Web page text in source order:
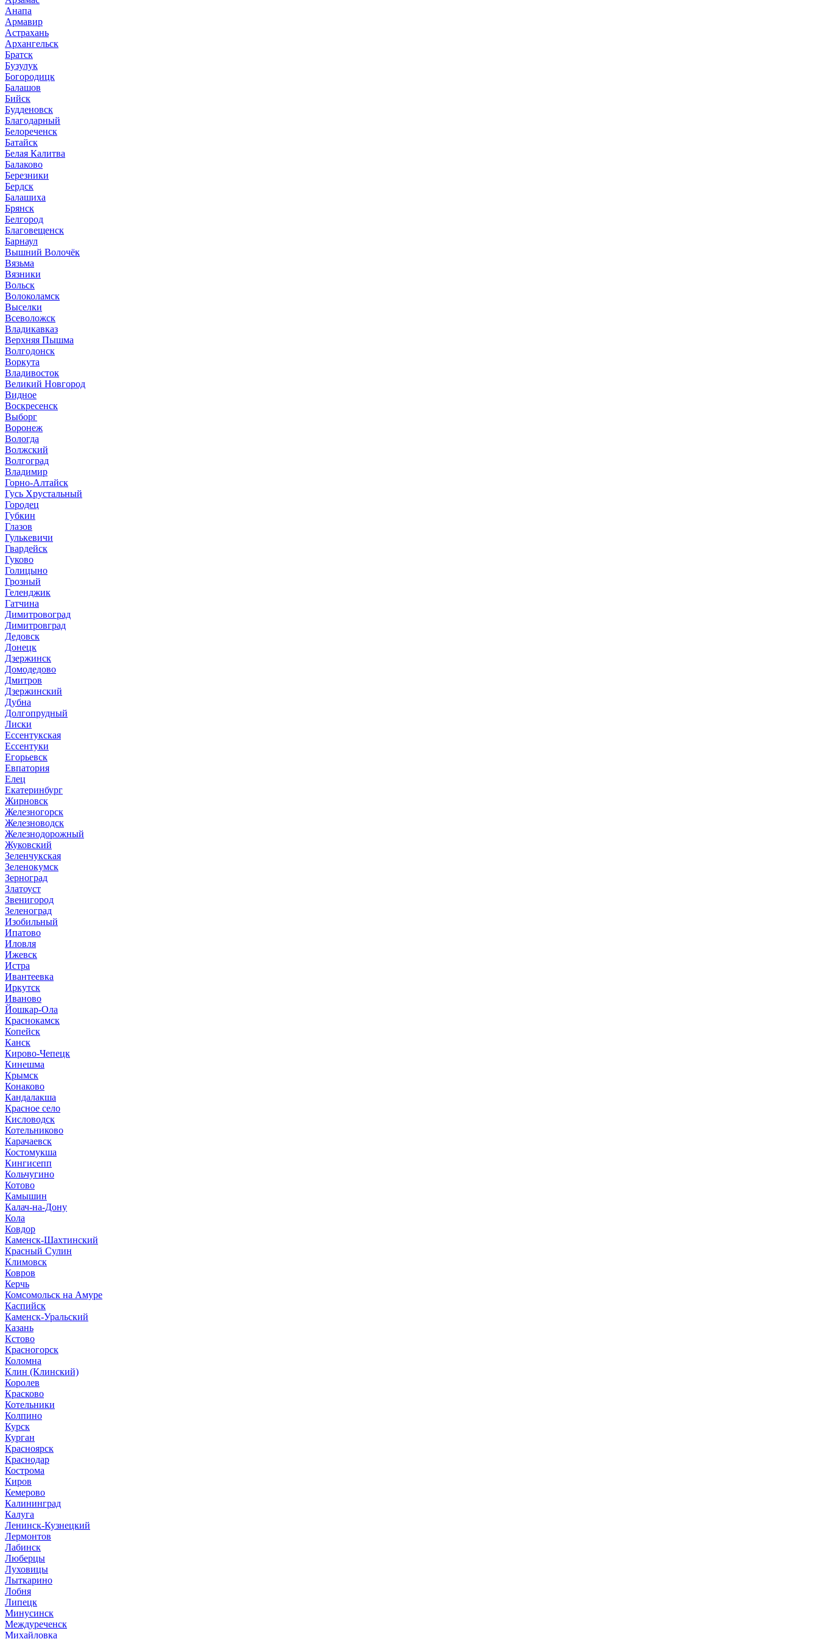
Анапа
Армавир
Астрахань
Архангельск
Братск
Бузулук
Богородицк
Балашов
Бийск
Будденовск
Благодарный
Белореченск
Батайск
Белая Калитва
Балаково
Березники
Бердск
Балашиха
Брянск
Белгород
Благовещенск
Барнаул
Вышний Волочёк
Вязьма
Вязники
Вольск
Волоколамск
Выселки
Всеволожск
Владикавказ
Верхняя Пышма
Волгодонск
Воркута
Владивосток
Великий Новгород
Видное
Воскресенск
Выборг
Воронеж
Вологда
Волжский
Волгоград
Владимир
Горно-Алтайск
Гусь Хрустальный
Городец
Губкин
Глазов
Гулькевичи
Гвардейск
Гуково
Голицыно
Грозный
Геленджик
Гатчина
Димитровоград
Димитровград
Дедовск
Донецк
Дзержинск
Домодедово
Дмитров
Дзержинский
Дубна
Долгопрудный
Лиски
Ессентукская
Ессентуки
Егорьевск
Евпатория
Елец
Екатеринбург
Жирновск
Железногорск
Железноводск
Железнодорожный
Жуковский
Зеленчукская
Зеленокумск
Зерноград
Златоуст
Звенигород
Зеленоград
Изобильный
Ипатово
Иловля
Ижевск
Истра
Ивантеевка
Иркутск
Иваново
Йошкар-Ола
Краснокамск
Копейск
Канск
Кирово-Чепецк
Кинешма
Крымск
Конаково
Кандалакша
Красное село
Кисловодск
Котельниково
Карачаевск
Костомукша
Кингисепп
Кольчугино
Котово
Камышин
Калач-на-Дону
Кола
Ковдор
Каменск-Шахтинский
Красный Сулин
Климовск
Ковров
Керчь
Комсомольск на Амуре
Каспийск
Каменск-Уральский
Казань
Кстово
Красногорск
Коломна
Клин (Клинский)
Королев
Красково
Котельники
Колпино
Курск
Курган
Красноярск
Краснодар
Кострома
Киров
Кемерово
Калининград
Калуга
Ленинск-Кузнецкий
Лермонтов
Лабинск
Люберцы
Луховицы
Лыткарино
Лобня
Липецк
Минусинск
Междуреченск
Михайловка